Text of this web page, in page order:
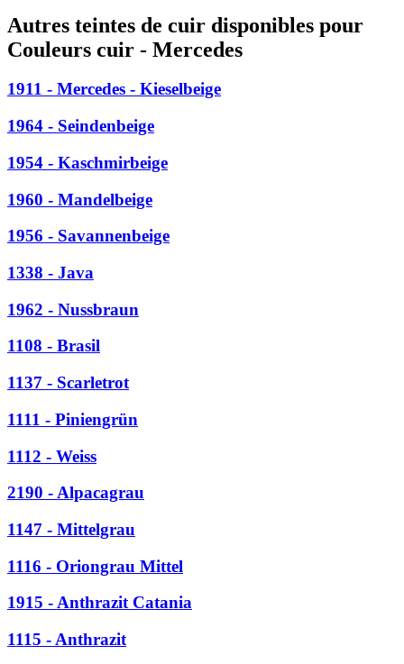
Autres teintes de cuir disponibles pour
Couleurs cuir - Mercedes
1911 - Mercedes - Kieselbeige
1964 - Seindenbeige
1954 - Kaschmirbeige
1960 - Mandelbeige
1956 - Savannenbeige
1338 - Java
1962 - Nussbraun
1108 - Brasil
1137 - Scarletrot
1111 - Piniengrün
1112 - Weiss
2190 - Alpacagrau
1147 - Mittelgrau
1116 - Oriongrau Mittel
1915 - Anthrazit Catania
1115 - Anthrazit